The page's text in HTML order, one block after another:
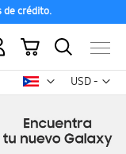
crédito.
USD -
dólar
Mi carrito